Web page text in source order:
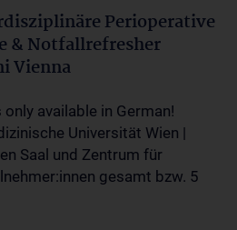
Perioperative
& Notfallrefresher
Vienna
available in German!
Universität Wien |
Saal und Zentrum für
gesamt bzw. 5